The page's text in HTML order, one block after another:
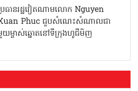
ធានរដ្ឋវៀតណាមលោក Nguyen
Phuc ជួបសំណេះសំណាលជា
យម្ចាស់ឆ្នោតនៅទីក្រុងហូជីមិញ